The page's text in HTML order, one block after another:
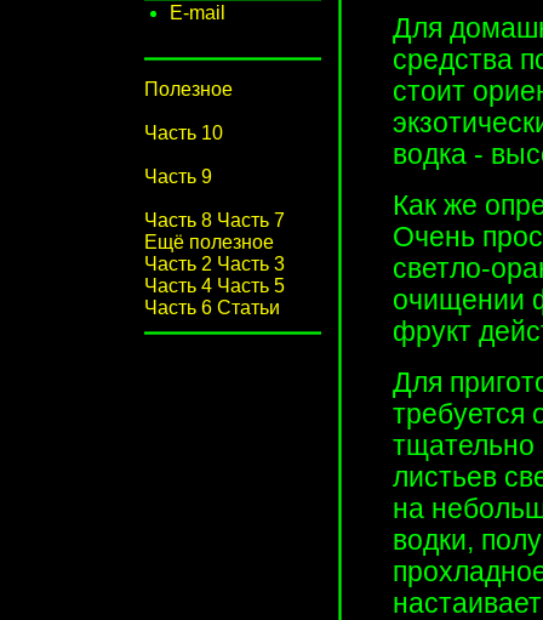
E-mail
Полезное
Часть 10
Часть 9
Часть 8 Часть 7
Ещё полезное
Часть 2 Часть 3
Часть 4 Часть 5
Часть 6 Статьи
Для
средства
стоит
водка -
Как же
Очень
светло-
очищении
фрукт
Для
требуется
тщательно
листьев
на
водки,